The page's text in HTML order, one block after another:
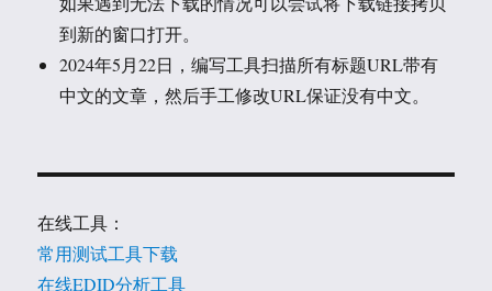
到新的窗口打开。
2024年5月22日，编写工具扫描所有标题URL带有
中文的文章，然后手工修改URL保证没有中文。
在线工具：
常用测试工具下载
在线EDID分析工具